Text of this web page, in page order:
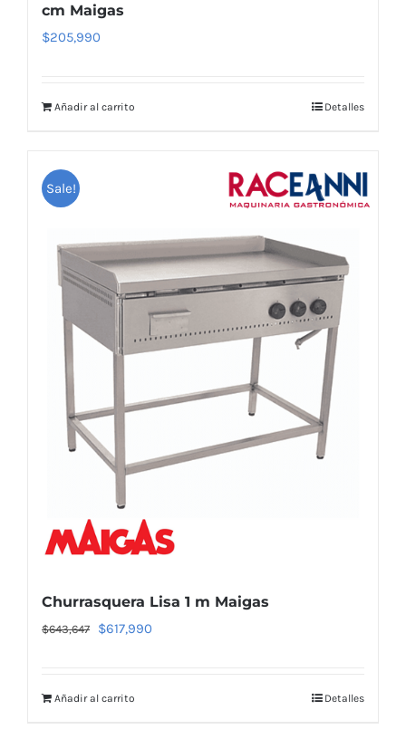
cm Maigas
$205,990
Añadir al carrito Detalles
Sale!
Churrasquera Lisa 1 m Maigas
$643,647
El
era:
$617,990
Añadir al carrito Detalles